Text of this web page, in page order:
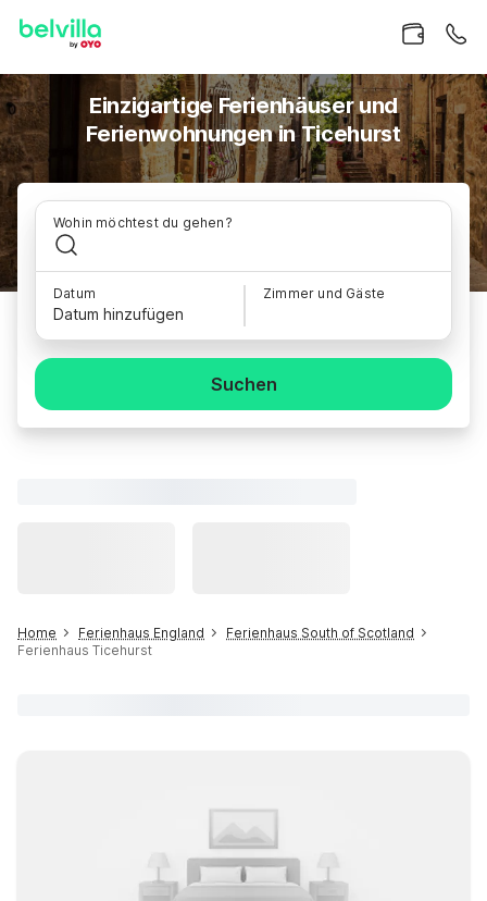
Einzigartige Ferienhäuser und
Ferienwohnungen in Ticehurst
Wohin möchtest du gehen?
Datum
Datum hinzufügen
Zimmer und Gäste
Suchen
Home Ferienhaus England
Ferienhaus South of Scotland
Ferienhaus Ticehurst